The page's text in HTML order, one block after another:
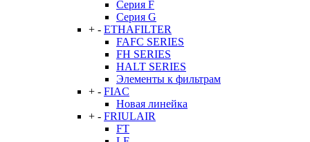
Серия F
Серия G
+ - ETHAFILTER
FAFC SERIES
FH SERIES
HALT SERIES
Элементы к фильтрам
+ - FIAC
Новая линейка
+ - FRIULAIR
FT